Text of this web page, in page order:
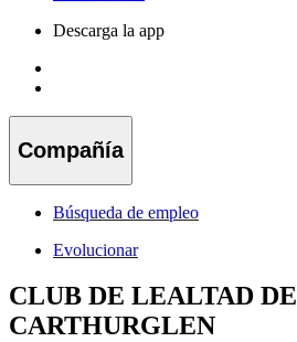
Descarga la app
Compañía
Búsqueda de empleo
Evolucionar
CLUB DE LEALTAD DE
CARTHURGLEN